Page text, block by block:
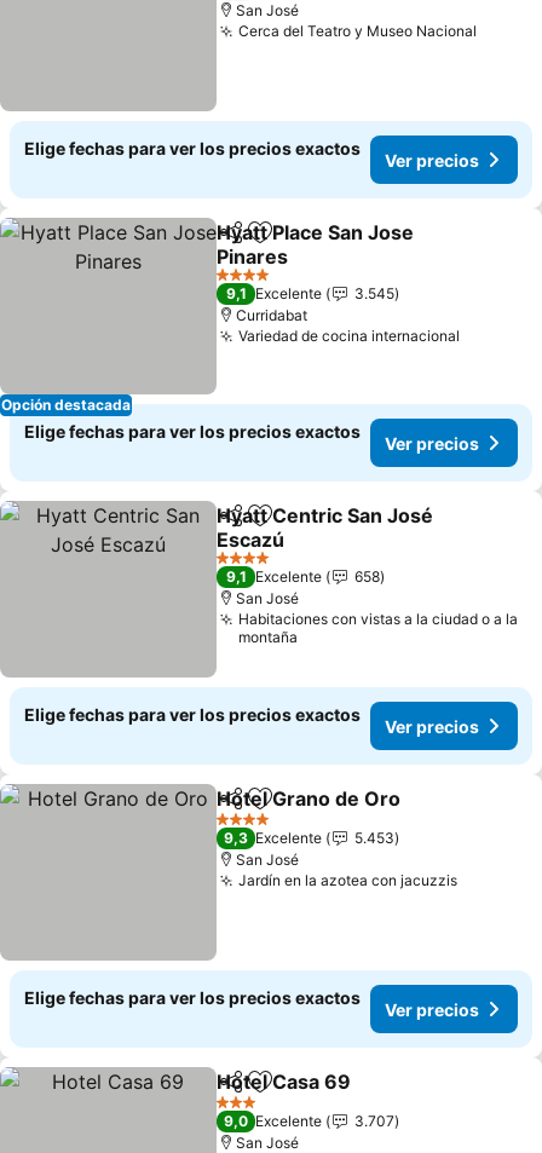
San José
Cerca del Teatro y Museo Nacional
Elige fechas para ver los precios exactos
Ver precios
Opción destacada
CompartirAgregar a favoritos
Hyatt Place San Jose
Pinares
Ver precios
4 Estrellas
9,1 Excelente
3.545
Curridabat
Variedad de cocina internacional
Elige fechas para ver los precios exactos
Ver precios
CompartirAgregar a favoritos
Hyatt Centric San José
Escazú
Ver precios
4 Estrellas
9,1 Excelente
658
San José
Habitaciones con vistas a la ciudad o a la
montaña
Elige fechas para ver los precios exactos
Ver precios
CompartirAgregar a favoritos
Hotel Grano de Oro
4 Estrellas
9,3 Excelente
5.453
San José
Jardín en la azotea con jacuzzisVer
Elige fechas para ver los precios exactos
Ver precios
CompartirAgregar a favoritos
Hotel Casa 69
3 Estrellas
9,0 Excelente
3.707
San José